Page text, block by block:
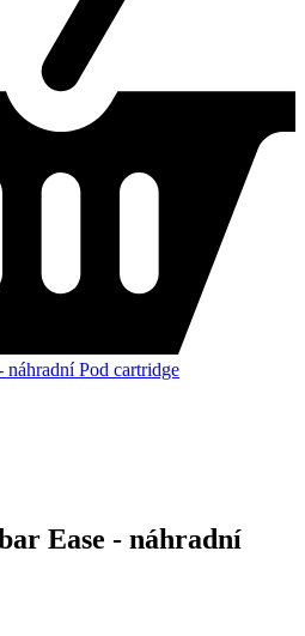
náhradní Pod cartridge
Ease - náhradní